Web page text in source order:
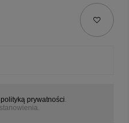
polityką prywatności